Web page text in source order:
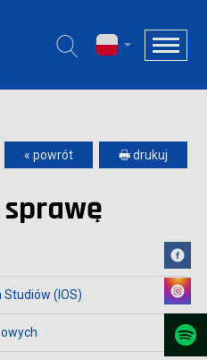
« powrót 🖶 drukuj
Studiów (IOS)